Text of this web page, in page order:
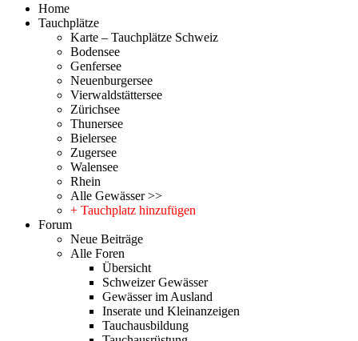
Home
Tauchplätze
Karte – Tauchplätze Schweiz
Bodensee
Genfersee
Neuenburgersee
Vierwaldstättersee
Zürichsee
Thunersee
Bielersee
Zugersee
Walensee
Rhein
Alle Gewässer >>
+ Tauchplatz hinzufügen
Forum
Neue Beiträge
Alle Foren
Übersicht
Schweizer Gewässer
Gewässer im Ausland
Inserate und Kleinanzeigen
Tauchausbildung